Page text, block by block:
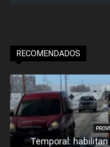
RECOMENDADOS
Temporal: